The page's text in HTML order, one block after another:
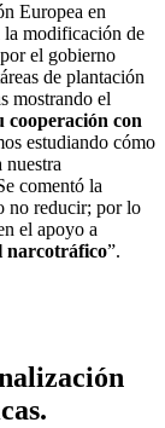
Europea en
modificación de
el gobierno
de plantación
mostrando el
cooperación con
estudiando cómo
nuestra
comentó la
no reducir; por lo
el apoyo a
narcotráfico”.